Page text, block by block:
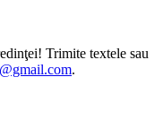
Trimite textele sau
.